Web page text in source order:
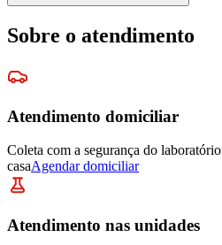
Sobre o atendimento
Atendimento domiciliar
Coleta com a segurança do
casaAgendar domiciliar
Atendimento nas unidades